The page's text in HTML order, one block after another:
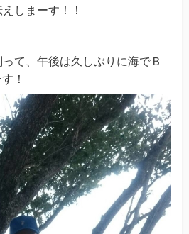
しまーす！！
て、午後は久しぶりに海でＢ
！